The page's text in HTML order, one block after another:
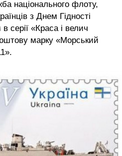
національного флоту,
з Днем Гідності
серії «Краса і велич
марку «Морський